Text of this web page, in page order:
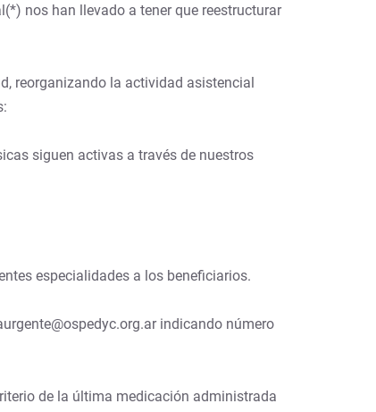
nos han llevado a tener que reestructurar
reorganizando la actividad asistencial
siguen activas a través de nuestros
especialidades a los beneficiarios.
indicando número
de la última medicación administrada